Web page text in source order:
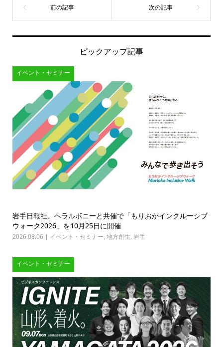
ピックアップ記事
イベント・セミナー
岩手日報社、ヘラルボニーと共催で「もりおかインクルーシブ
ウォーク2026」を10月25日に開催
2026.08.06 イベント・セミナー, 地方創生, 岩手
イベント・セミナー